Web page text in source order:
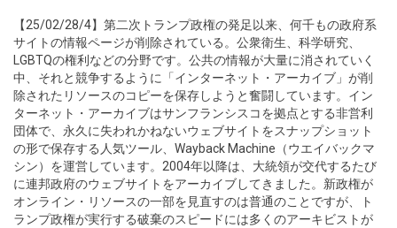
【25/02/28/4】第二次トランプ政権の発足以来、何千もの政府系
サイトの情報ページが削除されている。公衆衛生、科学研究、
LGBTQの権利などの分野です。公共の情報が大量に消されていく
中、それと競争するように「インターネット・アーカイブ」が削
除されたリソースのコピーを保存しようと奮闘しています。イン
ターネット・アーカイブはサンフランシスコを拠点とする非営利
団体で、永久に失われかねないウェブサイトをスナップショット
の形で保存する人気ツール、Wayback Machine（ウエイバックマ
シン）を運営しています。2004年以降は、大統領が交代するたび
に連邦政府のウェブサイトをアーカイブしてきました。新政権が
オンライン・リソースの一部を見直すのは普通のことですが、ト
ランプ政権が実行する破棄のスピードには多くのアーキビストが